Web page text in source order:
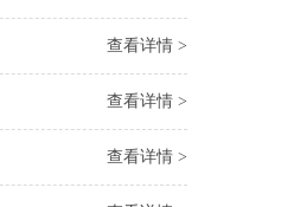
查看详情 >
查看详情 >
查看详情 >